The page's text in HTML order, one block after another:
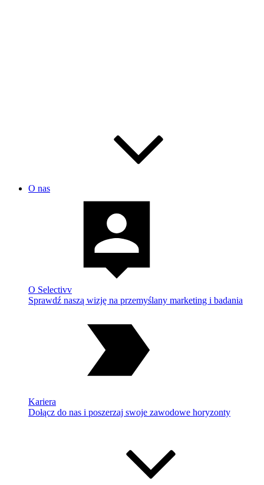
O nas
O Selectivv
Sprawdź naszą wizję na przemyślany marketing i badania
Kariera
Dołącz do nas i poszerzaj swoje zawodowe horyzonty